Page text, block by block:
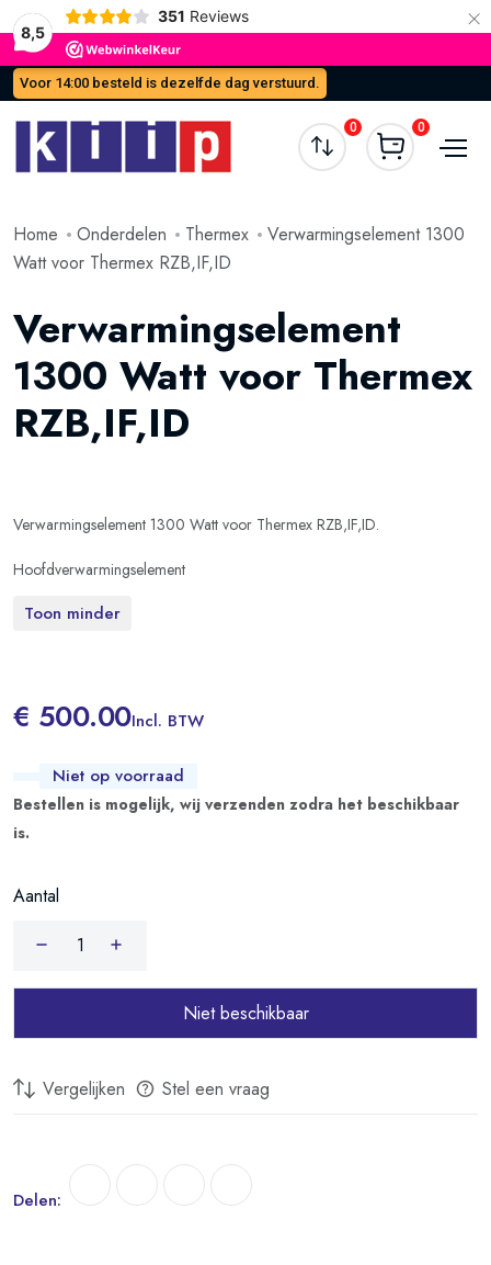
8,5
351 Reviews ×
Voor 14:00 besteld is dezelfde dag verstuurd.
0 0
Home Onderdelen Thermex
Verwarmingselement 1300
Watt voor Thermex RZB,IF,ID
Verwarmingselement
1300 Watt voor Thermex
RZB,IF,ID
Verwarmingselement 1300 Watt voor Thermex RZB,IF,ID.
Hoofdverwarmingselement
Toon minder
€ 500.00Incl. BTW
Niet op voorraad
Bestellen is mogelijk, wij verzenden zodra het beschikbaar
is.
Aantal
Niet beschikbaar
Vergelijken Stel een vraag
Delen: